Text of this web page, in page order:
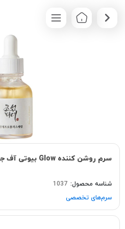
سرم روشن کننده Glow بیوتی آف جوسان
شناسه محصول: 1037
سرم‌های تخصصی